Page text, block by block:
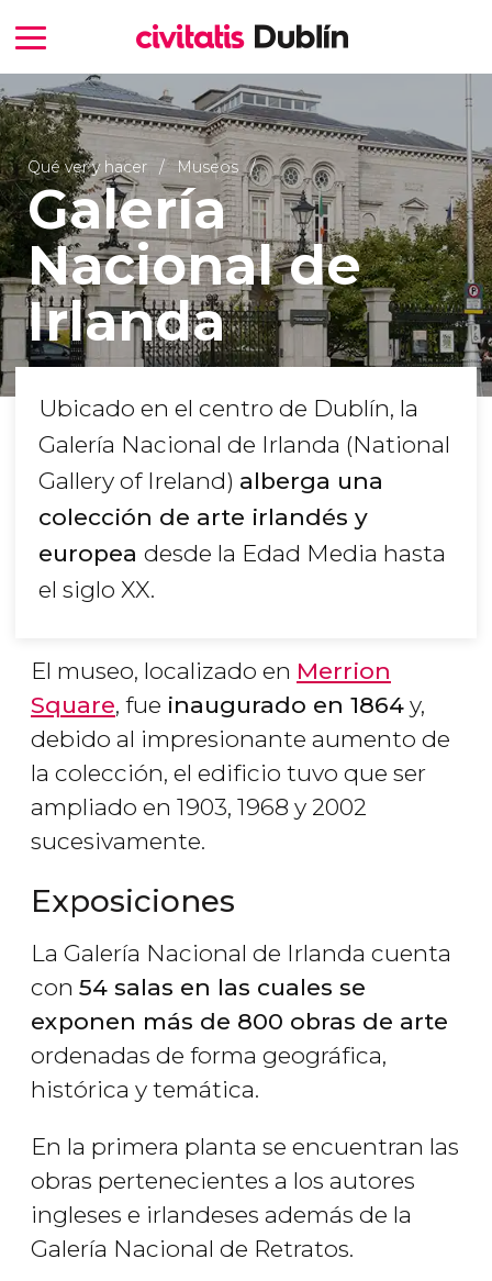
Qué ver y hacer Museos
Galería
Nacional de
Irlanda
Ubicado en el centro de Dublín, la
Galería Nacional de Irlanda (National
Gallery of Ireland) alberga una
colección de arte irlandés y
europea desde la Edad Media hasta
el siglo XX.
El museo, localizado en Merrion
Square, fue inaugurado en 1864 y,
debido al impresionante aumento de
la colección, el edificio tuvo que ser
ampliado en 1903, 1968 y 2002
sucesivamente.
Exposiciones
La Galería Nacional de Irlanda cuenta
con 54 salas en las cuales se
exponen más de 800 obras de arte
ordenadas de forma geográfica,
histórica y temática.
En la primera planta se encuentran las
obras pertenecientes a los autores
ingleses e irlandeses además de la
Galería Nacional de Retratos.